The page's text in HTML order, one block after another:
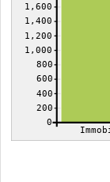
0
200
400
600
800
1,000
1,200
1,400
1,600